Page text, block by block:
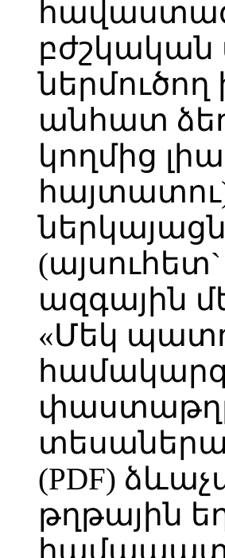
անհատ
կողմից
ազգային
«Մեկ
(PDF)
թղթային